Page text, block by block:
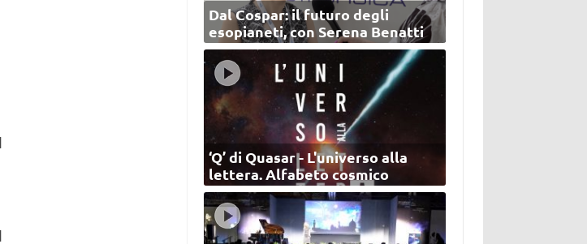
Dal Cospar: il futuro degli
esopianeti, con Serena Benatti
‘Q’ di Quasar - L'universo alla
lettera. Alfabeto cosmico